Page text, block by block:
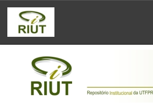
Skip
navigation